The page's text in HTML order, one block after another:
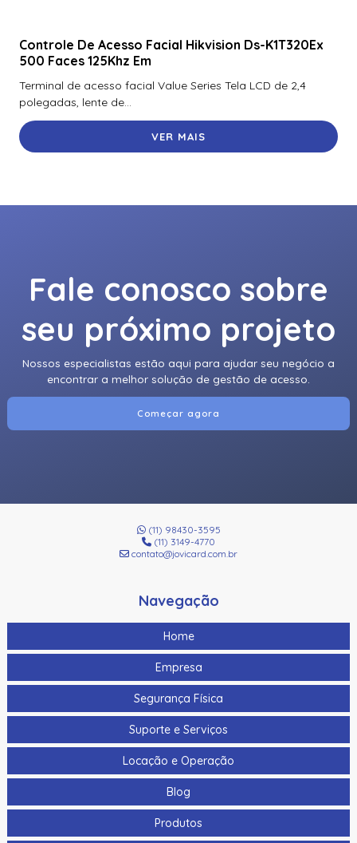
Controle De Acesso Facial Hikvision Ds-K1T320Ex
500 Faces 125Khz Em
Terminal de acesso facial Value Series Tela LCD de 2,4
polegadas, lente de...
VER MAIS
Fale conosco sobre
seu próximo projeto
Nossos especialistas estão aqui para ajudar seu negócio a
encontrar a melhor solução de gestão de acesso.
Começar agora
(11) 98430-3595
(11) 3149-4770
contato@jovicard.com.br
Navegação
Home
Empresa
Segurança Física
Suporte e Serviços
Locação e Operação
Blog
Produtos